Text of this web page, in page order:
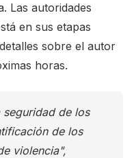
Las autoridades
en sus etapas
sobre el autor
horas.
de los
de los
violencia",